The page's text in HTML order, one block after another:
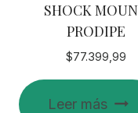
SHOCK
PRODIPE
$77.399,99
Leer más